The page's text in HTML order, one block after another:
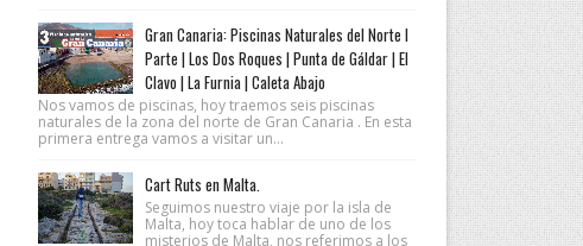
Gran Canaria: Piscinas Naturales del Norte I
Parte | Los Dos Roques | Punta de Gáldar | El
Clavo | La Furnia | Caleta Abajo
Nos vamos de piscinas, hoy traemos seis piscinas
naturales de la zona del norte de Gran Canaria . En esta
primera entrega vamos a visitar un...
Cart Ruts en Malta.
Seguimos nuestro viaje por la isla de
Malta, hoy toca hablar de uno de los
misterios de Malta, nos referimos a los